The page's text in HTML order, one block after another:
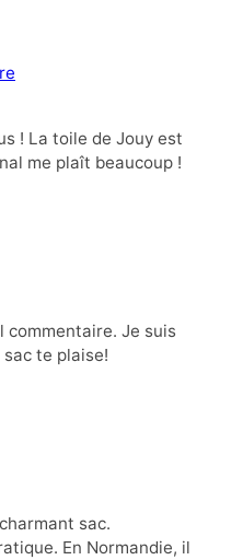
! La toile de Jouy est
me plaît beaucoup !
commentaire. Je suis
te plaise!
sac.
En Normandie, il